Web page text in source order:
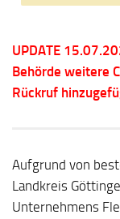
UPDATE
Behörde weitere
Rückruf
Aufgrund von
Landkreis
Unternehmens